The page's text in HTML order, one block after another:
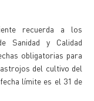
recuerda a los
Sanidad y Calidad
obligatorias para
del cultivo del
límite es el 31 de